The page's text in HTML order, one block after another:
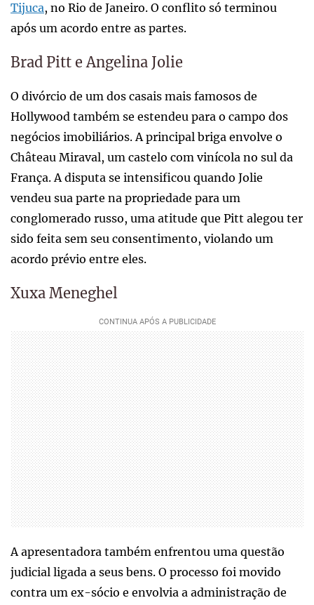
Tijuca, no Rio de Janeiro. O conflito só terminou
após um acordo entre as partes.
Brad Pitt e Angelina Jolie
O divórcio de um dos casais mais famosos de
Hollywood também se estendeu para o campo dos
negócios imobiliários. A principal briga envolve o
Château Miraval, um castelo com vinícola no sul da
França. A disputa se intensificou quando Jolie
vendeu sua parte na propriedade para um
conglomerado russo, uma atitude que Pitt alegou ter
sido feita sem seu consentimento, violando um
acordo prévio entre eles.
Xuxa Meneghel
A apresentadora também enfrentou uma questão
judicial ligada a seus bens. O processo foi movido
contra um ex-sócio e envolvia a administração de